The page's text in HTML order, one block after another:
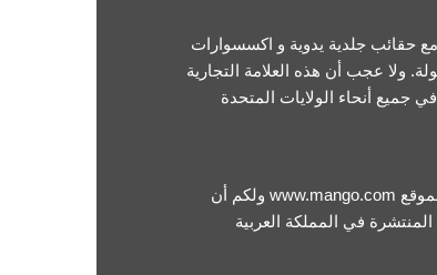
حقائب جلدية يدوية و اكسسوارات
ولا عجب أن هذه العلامة التجارية
جميع أنحاء الولايات المتحدة
اكتشفوا المزيد حول العلامة التجاريّة على الموقع www.mango.com ولكم أن
في المملكة العربية